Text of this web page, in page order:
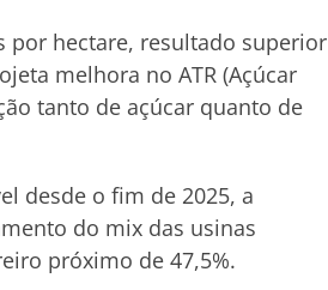
por hectare, resultado superior
melhora no ATR (Açúcar
tanto de açúcar quanto de
desde o fim de 2025, a
do mix das usinas
próximo de 47,5%.